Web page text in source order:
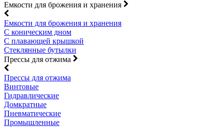
Емкости для брожения и хранения
Емкости для брожения и хранения
С коническим дном
С плавающей крышкой
Стеклянные бутылки
Прессы для отжима
Прессы для отжима
Винтовые
Гидравлические
Домкратные
Пневматические
Промышленные